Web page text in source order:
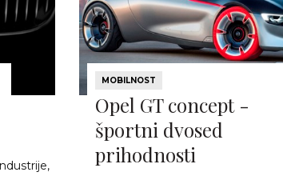
MOBILNOST
Opel GT concept -
športni dvosed
prihodnosti